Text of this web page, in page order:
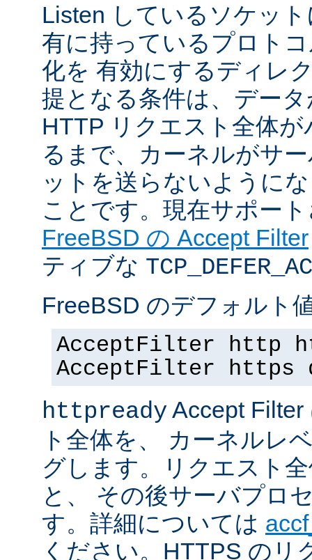
Listen しているソケッ
有に持っているプロト
化を 有効にするディレ
提となる条件は、デー
HTTP リクエスト全体
るまで、カーネルがサ
ットを送らないように
ことです。現在サポー
FreeBSD の Accept Filter
ティブな
FreeBSD のデフォルト
AcceptFilter http
AcceptFilter https
httpready Accept
ト全体を、 カーネルレ
グします。リクエスト
と、 その後サーバプロ
す。詳細については
ください。HTTPS のリ